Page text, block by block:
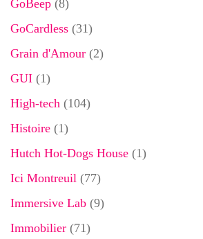
GoBeep (8)
GoCardless (31)
Grain d'Amour (2)
GUI (1)
High-tech (104)
Histoire (1)
Hutch Hot-Dogs House (1)
Ici Montreuil (77)
Immersive Lab (9)
Immobilier (71)